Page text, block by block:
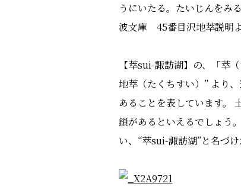
うにいたる。たいじんをみ
波文庫 45番目沢地萃説明
【萃sui-諏訪湖】の、「萃
地萃（たくちすい）” より
あることを表しています。
鎖があるといえるでしょう
い、“萃sui-諏訪湖”と名づけ